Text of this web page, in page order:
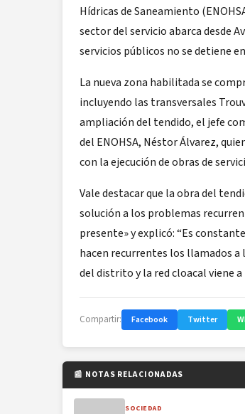
Hídricas de Saneamiento
sector del servicio abarca desde
servicios públicos no se detiene
La nueva zona habilitada se
incluyendo las transversales
ampliación del tendido, el jefe
del ENOHSA, Néstor Álvarez,
con la ejecución de obras de
Vale destacar que la obra del
solución a los problemas
presente» y explicó: “Es
hacen recurrentes los llamados
del distrito y la red cloacal viene
Compartir: Facebook Twitter
📰 NOTAS RELACIONADAS
SOCIEDAD